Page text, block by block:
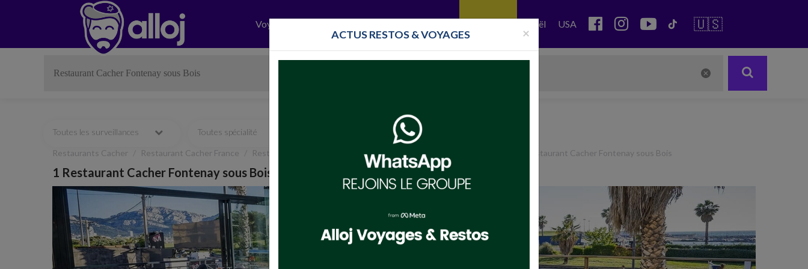
Voyages Israël USA 🇺🇸
Toutes les surveillances Toutes spécialité Bassari
Restaurants Cacher Restaurant Cacher France Restaurant Cacher Île-de-France Restaurant Cacher Val-de-Marne Restaurant Cacher Fontenay sous Bois
1 Restaurant Cacher Fontenay sous Bois
Previous
×
ACTUS RESTOS & VOYAGES